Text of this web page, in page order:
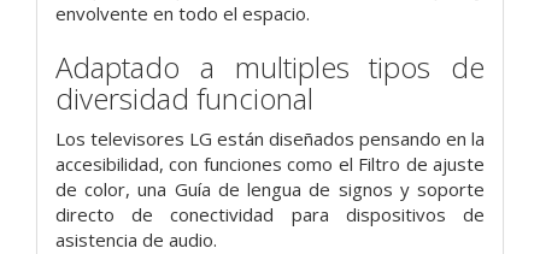
envolvente en todo el espacio.
Adaptado a multiples tipos de
diversidad funcional
Los televisores LG están diseñados pensando en la
accesibilidad, con funciones como el Filtro de ajuste
de color, una Guía de lengua de signos y soporte
directo de conectividad para dispositivos de
asistencia de audio.